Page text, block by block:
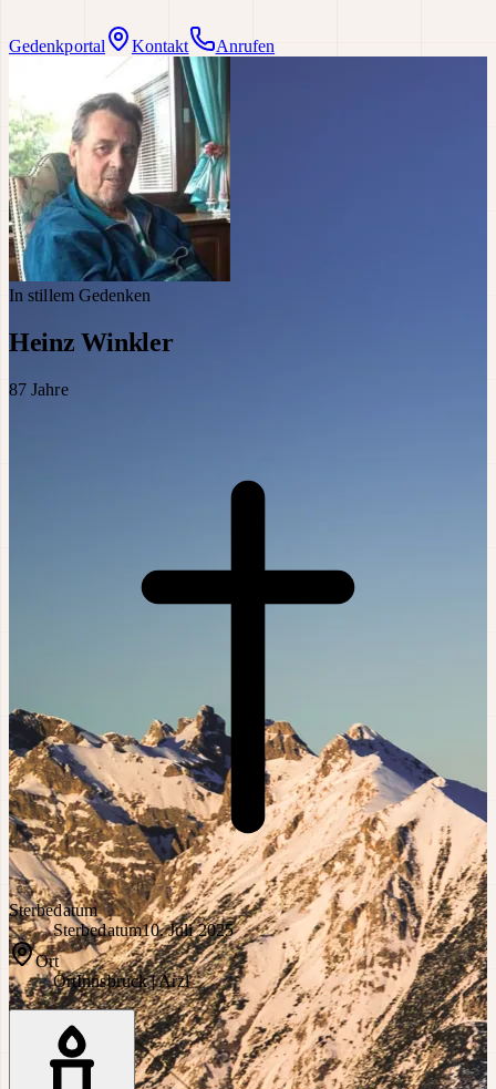
Gedenkportal Kontakt Anrufen
In stillem Gedenken
Heinz Winkler
87 Jahre
Sterbedatum
Sterbedatum10. Juli 2025
Ort
OrtInnsbruck | Arzl